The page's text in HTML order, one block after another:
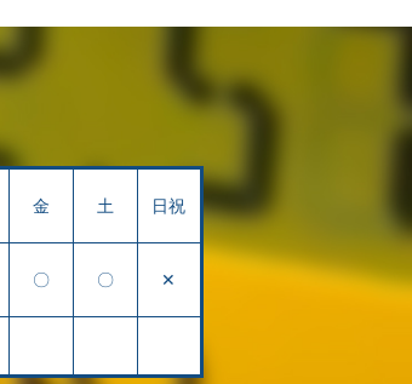
金 土 日祝
〇 〇 ✕